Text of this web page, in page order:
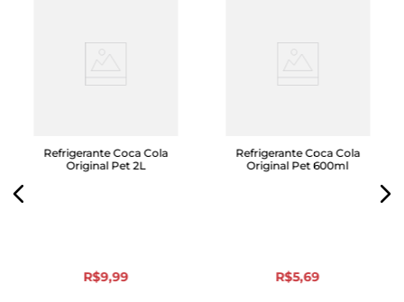
Refrigerante Coca Cola
Original Pet 2L
R$9,99
Refrigerante Coca Cola
Original Pet 600ml
R$5,69